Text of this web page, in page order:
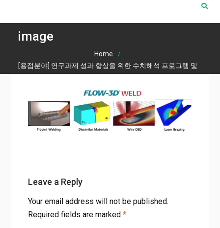
image
Home
[용접분야] 연구과제 성과 향상을 위한 수치해석 프로그램 및
image
Leave a Reply
Your email address will not be published.
Required fields are marked *